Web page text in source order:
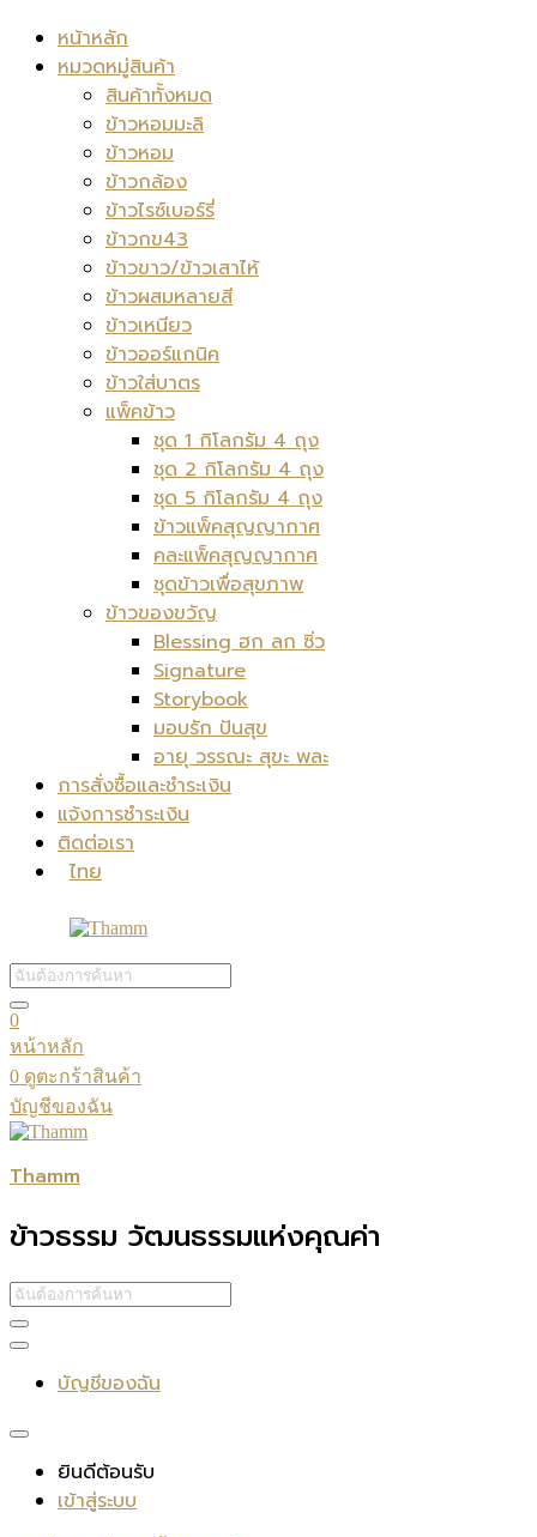
หน้าหลัก
หมวดหมู่สินค้า
สินค้าทั้งหมด
ข้าวหอมมะลิ
ข้าวหอม
ข้าวกล้อง
ข้าวไรซ์เบอร์รี่
ข้าวกข43
ข้าวขาว/ข้าวเสาไห้
ข้าวผสมหลายสี
ข้าวเหนียว
ข้าวออร์แกนิค
ข้าวใส่บาตร
แพ็คข้าว
ชุด 1 กิโลกรัม 4 ถุง
ชุด 2 กิโลกรัม 4 ถุง
ชุด 5 กิโลกรัม 4 ถุง
ข้าวแพ็คสุญญากาศ
คละแพ็คสุญญากาศ
ชุดข้าวเพื่อสุขภาพ
ข้าวของขวัญ
Blessing ฮก ลก ซิ่ว
Signature
Storybook
มอบรัก ปันสุข
อายุ วรรณะ สุขะ พละ
การสั่งซื้อและชำระเงิน
แจ้งการชำระเงิน
ติดต่อเรา
ไทย
0
หน้าหลัก
0 ดูตะกร้าสินค้า
บัญชีของฉัน
Thamm
ข้าวธรรม วัฒนธรรมแห่งคุณค่า
บัญชีของฉัน
ยินดีต้อนรับ
เข้าสู่ระบบ